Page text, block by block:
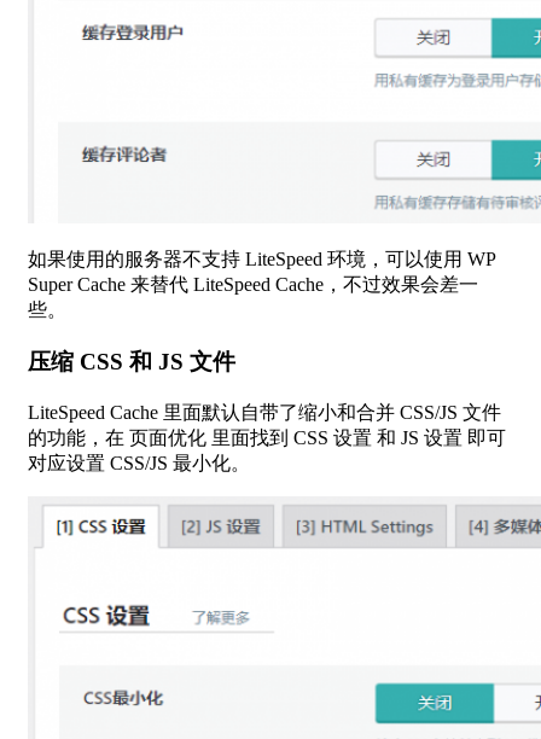
如果使用的服务器不支持 LiteSpeed 环境，可以使用 WP
Super Cache 来替代 LiteSpeed Cache，不过效果会差一
些。
压缩 CSS 和 JS 文件
LiteSpeed Cache 里面默认自带了缩小和合并 CSS/JS 文件
的功能，在 页面优化 里面找到 CSS 设置 和 JS 设置 即可
对应设置 CSS/JS 最小化。